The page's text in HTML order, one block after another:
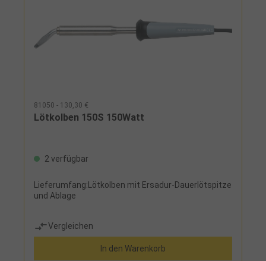
81050 - 130,30 €
Lötkolben 150S 150Watt
2 verfügbar
Lieferumfang:Lötkolben mit Ersadur-Dauerlötspitze
und Ablage
Vergleichen
In den Warenkorb